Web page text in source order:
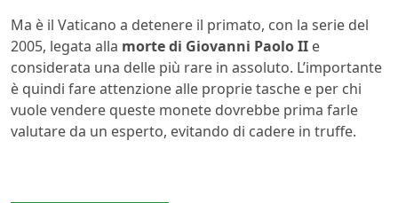
Ma è il Vaticano a detenere il primato, con la serie del
2005, legata alla morte di Giovanni Paolo II e
considerata una delle più rare in assoluto. L’importante
è quindi fare attenzione alle proprie tasche e per chi
vuole vendere queste monete dovrebbe prima farle
valutare da un esperto, evitando di cadere in truffe.